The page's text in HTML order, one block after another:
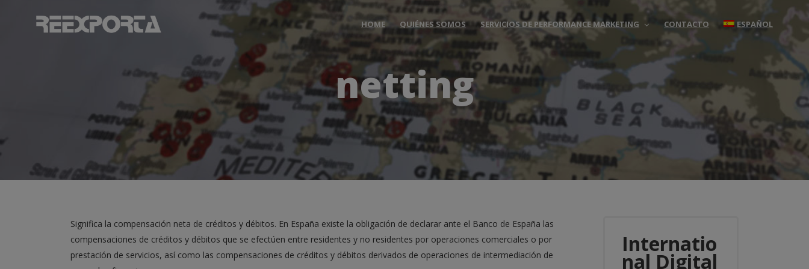
HOME QUIÉNES SOMOS SERVICIOS DE PERFORMANCE MARKETING CONTACTO ESPAÑOL
netting
Significa la compensación neta de créditos y débitos. En España existe la obligación de declarar ante el Banco de España las
compensaciones de créditos y débitos que se efectúen entre residentes y no residentes por operaciones comerciales o por
prestación de servicios, así como las compensaciones de créditos y débitos derivados de operaciones de intermediación de
Internatio
nal Digital